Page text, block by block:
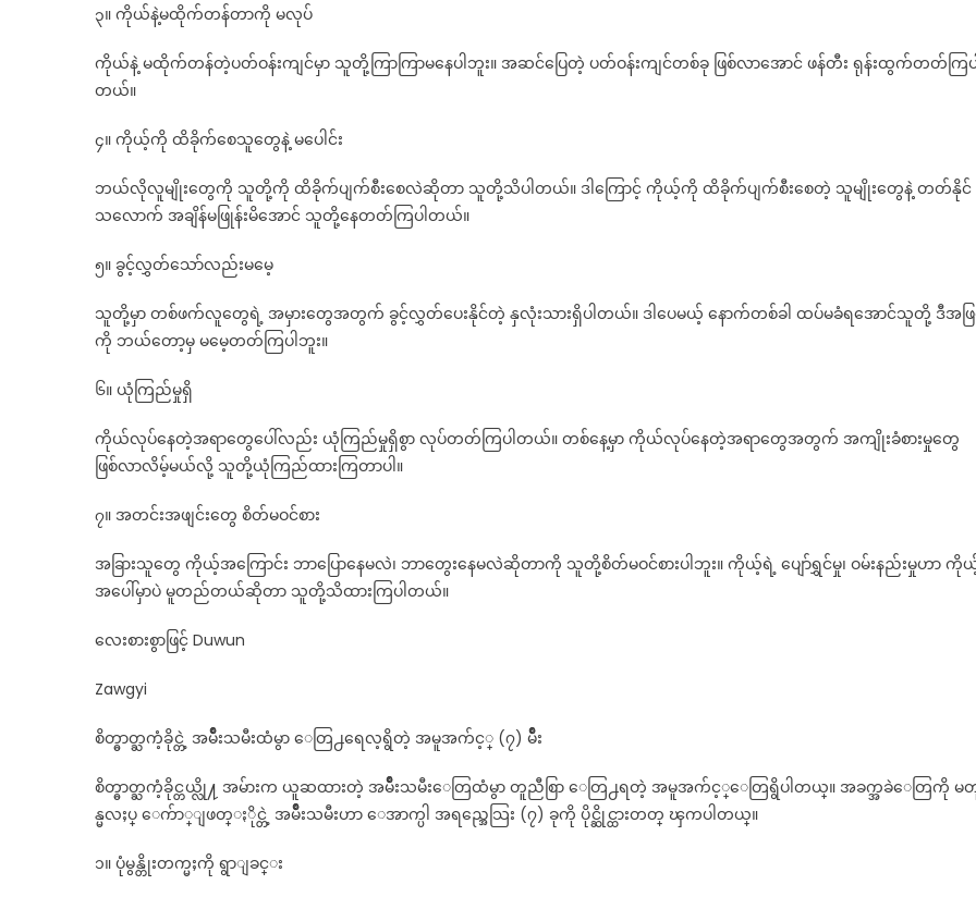
လ့
က်
၃။ ကိုယ်နဲ့မထိုက်တန်တာကို မလုပ်
ကိုယ်နဲ့ မထိုက်တန်တဲ့ပတ်ဝန်းကျင်မှာ သူတို့ကြာကြာမနေပါဘူး။ အဆင်ပြေတဲ့ ပတ်ဝန်းကျင်တစ်ခု ဖြစ်လာအောင် ဖန်တီး ရုန်းထွက်တတ်ကြပ
တယ်။
၄။ ကိုယ့်ကို ထိခိုက်စေသူတွေနဲ့ မပေါင်း
ဘယ်လိုလူမျိုးတွေကို သူတို့ကို ထိခိုက်ပျက်စီးစေလဲဆိုတာ သူတို့သိပါတယ်။ ဒါကြောင့် ကိုယ့်ကို ထိခိုက်ပျက်စီးစေတဲ့ သူမျိုးတွေနဲ့ တတ်နိုင်
သလောက် အချိန်မဖြုန်းမိအောင် သူတို့နေတတ်ကြပါတယ်။
၅။ ခွင့်လွှတ်သော်လည်းမမေ့
သူတို့မှာ တစ်ဖက်လူတွေရဲ့ အမှားတွေအတွက် ခွင့်လွှတ်ပေးနိုင်တဲ့ နှလုံးသားရှိပါတယ်။ ဒါပေမယ့် နောက်တစ်ခါ ထပ်မခံရအောင်သူတို့ ဒီအဖ
ကို ဘယ်တော့မှ မမေ့တတ်ကြပါဘူး။
၆။ ယုံကြည်မှုရှိ
ကိုယ်လုပ်နေတဲ့အရာတွေပေါ်လည်း ယုံကြည်မှုရှိစွာ လုပ်တတ်ကြပါတယ်။ တစ်နေ့မှာ ကိုယ်လုပ်နေတဲ့အရာတွေအတွက် အကျိုးခံစားမှုတွေ
ဖြစ်လာလိမ့်မယ်လို့ သူတို့ယုံကြည်ထားကြတာပါ။
၇။ အတင်းအဖျင်းတွေ စိတ်မဝင်စား
အခြားသူတွေ ကိုယ့်အကြောင်း ဘာပြောနေမလဲ၊ ဘာတွေးနေမလဲဆိုတာကို သူတို့စိတ်မဝင်စားပါဘူး။ ကိုယ့်ရဲ့ ပျော်ရွှင်မှု၊ ဝမ်းနည်းမှုဟာ ကို
အပေါ်မှာပဲ မူတည်တယ်ဆိုတာ သူတို့သိထားကြပါတယ်။
လေးစားစွာဖြင့် Duwun
Zawgyi
စိတ္ဓာတ္ႀကံ့ခိုင္တဲ့ အမ်ိဳးသမီးထံမွာ ေတြ႕ရေလ့ရွိတဲ့ အမူအက်င့္ (၇) မ်ိဳး
စိတ္ဓာတ္ႀကံ့ခိုင္တယ္လို႔ အမ်ားက ယူဆထားတဲ့ အမ်ိဳးသမီးေတြထံမွာ တူညီစြာ ေတြ႕ရတဲ့ အမူအက်င့္ေတြရွိပါတယ္။ အခက္အခဲေတြကို မ
န္မလႈပ္ ေက်ာ္ျဖတ္ႏိုင္တဲ့ အမ်ိဳးသမီးဟာ ေအာက္ပါ အရည္အေသြး (၇) ခုကို ပိုင္ဆိုင္ထားတတ္ ၾကပါတယ္။
၁။ ပုံမွန္တိုးတက္မႈကို ရွာျခင္း